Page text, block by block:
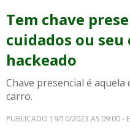
Tem chave
cuidados ou
hackeado
Chave presencial é
carro.
PUBLICADO 19/10/2023 AS 09:00 -